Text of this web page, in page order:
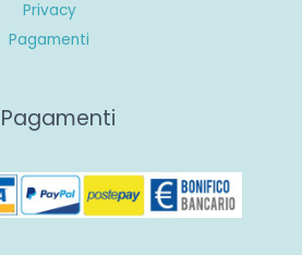
Privacy
Pagamenti
Pagamenti